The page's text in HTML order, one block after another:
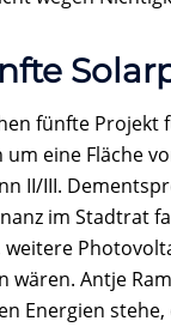
fünfte Projekt
um eine Fläche
II/III.
im Stadtrat
weitere
wären. Antje
Energien